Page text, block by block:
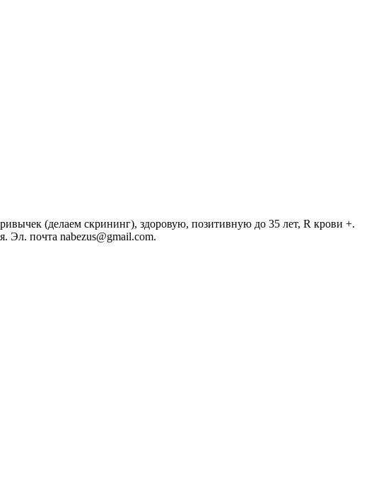
(делаем скрининг), здоровую, позитивную до 35 лет, R крови +.
Эл. почта nabezus@gmail.com.